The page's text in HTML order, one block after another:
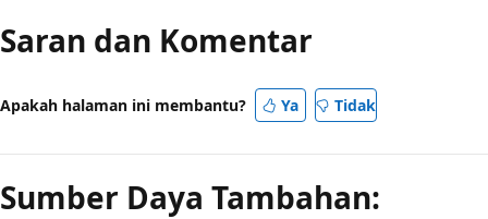
baca
dinonaktifkan
Saran dan Komentar
Apakah halaman ini membantu? Ya Tidak
Sumber Daya Tambahan: